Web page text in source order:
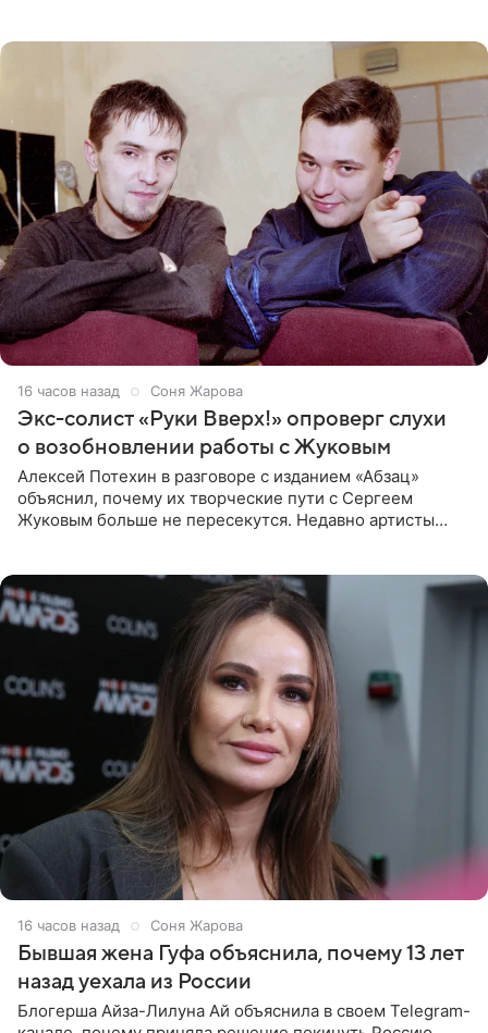
16 часов назад Соня Жарова
Экс-солист «Руки Вверх!» опроверг слухи
о возобновлении работы с Жуковым
Алексей Потехин в разговоре с изданием «Абзац»
объяснил, почему их творческие пути с Сергеем
Жуковым больше не пересекутся. Недавно артисты
16 часов назад Соня Жарова
Бывшая жена Гуфа объяснила, почему 13 лет
назад уехала из России
Блогерша Айза-Лилуна Ай объяснила в своем Telegram-